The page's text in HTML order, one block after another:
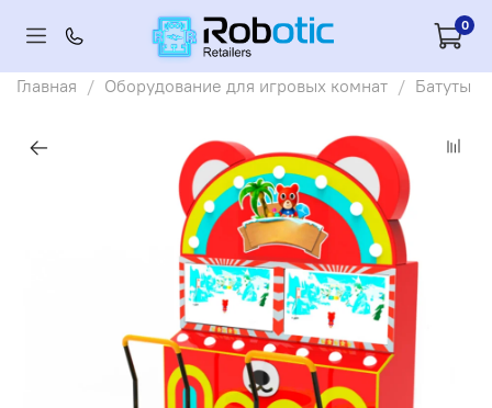
0
Главная Оборудование для игровых комнат Батуты